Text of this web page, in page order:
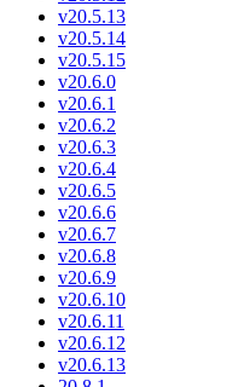
v20.5.13
v20.5.14
v20.5.15
v20.6.0
v20.6.1
v20.6.2
v20.6.3
v20.6.4
v20.6.5
v20.6.6
v20.6.7
v20.6.8
v20.6.9
v20.6.10
v20.6.11
v20.6.12
v20.6.13